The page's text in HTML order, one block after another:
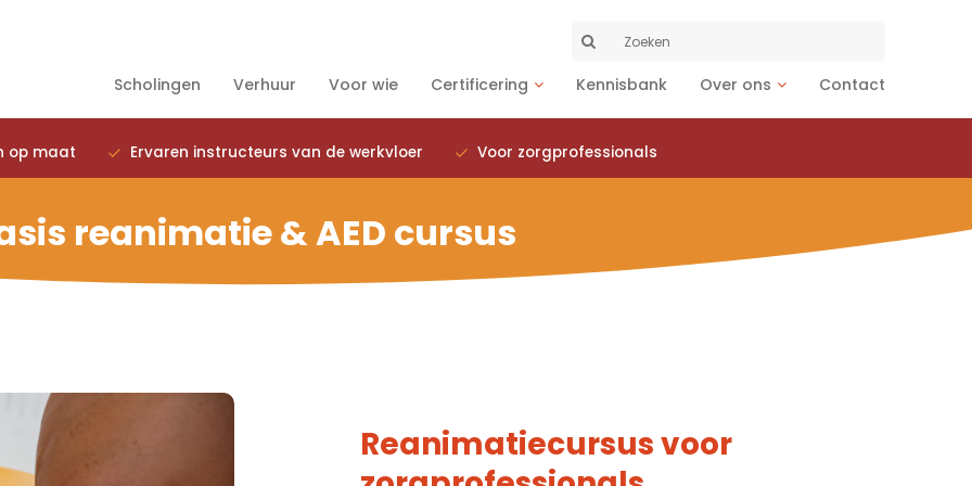
Zoeken
Scholingen
Verhuur Voor wie Certificering Kennisbank Over ons Contact
op maat Ervaren instructeurs van de werkvloer Voor zorgprofessionals
reanimatie & AED cursus
Reanimatiecursus voor